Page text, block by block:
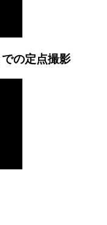
の定点撮影